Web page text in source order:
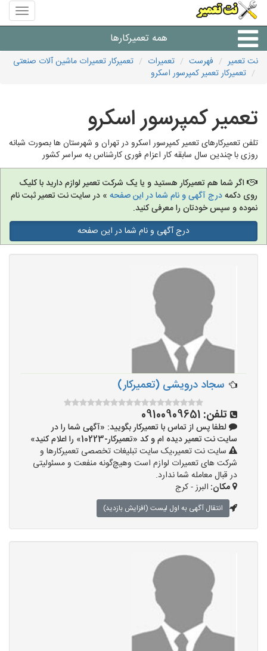
منوی
سایت
تعمیر
همه تعمیرکارها
شرکت های تعمیرات لوازم
نت تعمیر فهرست تعمیرات
تعمیرکار تعمیرات ماشین آلات صنعتی
تعمیرکار تعمیر کمپرسور اسکرو
تعمیر کمپرسور اسکرو
تلفن تعمیرکارهای تعمیر کمپرسور اسکرو در تهران و شهرستان ها بصورت شبانه
روزی با چندین سال سابقه کار اعزام فوری کارشناس به سراسر کشور
اگر شما هم تعمیرکار هستید و یا یک شرکت تعمیر لوازم دارید با کلیک
روی دکمهدرج آگهی و نام شما در این صفحه » در سایت نت تعمیر ثبت نام
نموده و سپس خودتان را معرفی کنید.
درج آگهی و نام شما در این صفحه
سجاد درویشی (تعمیرکار)
تلفن: 09100909651
لطفا پس از تماس با تعمیرکار بگویید: «آگهی شما را در
سایت نت تعمیر دیده ام و کد «تعمیرکار-10223» را اعلام کنید»
سایت نت تعمیر،یک سایت تبلیغات تخصصی تعمیرکارها و
شرکت های تعمیرات لوازم است وهیچ‌گونه منفعت و مسئولیتی
در قبال معامله شما ندارد.
مکان: البرز - کرج
انتقال آگهی به اول لیست (افزایش بازدید)